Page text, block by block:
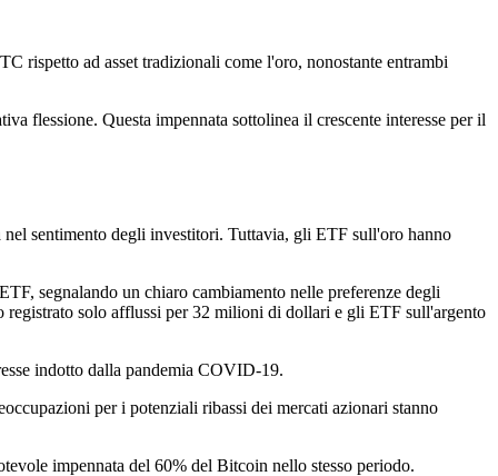
rispetto ad asset tradizionali come l'oro, nonostante entrambi
flessione. Questa impennata sottolinea il crescente interesse per il
sentimento degli investitori. Tuttavia, gli ETF sull'oro hanno
segnalando un chiaro cambiamento nelle preferenze degli
solo afflussi per 32 milioni di dollari e gli ETF sull'argento
indotto dalla pandemia COVID-19.
per i potenziali ribassi dei mercati azionari stanno
impennata del 60% del Bitcoin nello stesso periodo.